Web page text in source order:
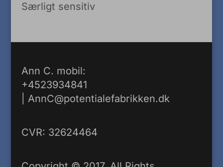
Særligt sensitiv
Ann C. mobil:
+4523934841
AnnC@potentialefabrikken.dk
CVR: 32624464